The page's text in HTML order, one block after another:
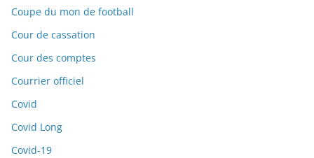
Coupe du mon de football
Cour de cassation
Cour des comptes
Courrier officiel
Covid
Covid Long
Covid-19